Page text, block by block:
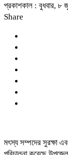
প্রকাশকাল : বুধবার, ৮
Share
মৎস্য সম্পদের সুরক্ষা